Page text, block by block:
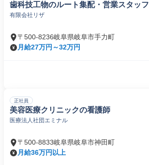
歯科技工物のルート集配・営業スタッフ
有限会社リザ
〒500-8236岐阜県岐阜市手力町
月給27万円～32万円
正社員
美容医療クリニックの看護師
医療法人社団エミナル
〒500-8833岐阜県岐阜市神田町
月給36万円以上